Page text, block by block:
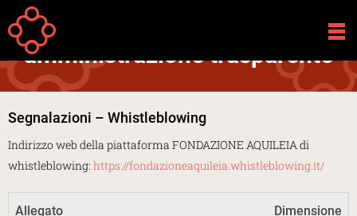
Salta al contenuto principale
Your
are
here
Home Altri contenuti
amministrazione trasparente
Segnalazioni – Whistleblowing
Indirizzo web della piattaforma FONDAZIONE AQUILEIA di
whistleblowing: https://fondazioneaquileia.whistleblowing.it/
Allegato Dimensione